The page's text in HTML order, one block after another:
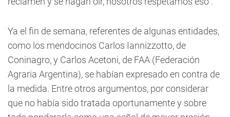
Ya el fin de semana, referentes de algunas entidades,
como los mendocinos Carlos Iannizzotto, de
Coninagro, y Carlos Acetoni, de FAA (Federación
Agraria Argentina), se habían expresado en contra de
la medida. Entre otros argumentos, por considerar
que no había sido tratada oportunamente y sobre